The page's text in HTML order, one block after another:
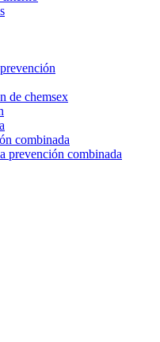
de chemsex
combinada
prevención combinada